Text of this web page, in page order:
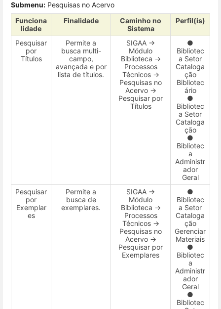
Submenu: Pesquisas no Acervo
Funciona
lidade
Finalidade
Caminho no
Sistema
Perfil(is)
Pesquisar
por
Títulos
Permite a
busca multi-
campo,
avançada e por
lista de títulos.
SIGAA →
Módulo
Biblioteca →
Processos
Técnicos →
Pesquisas no
Acervo →
Pesquisar por
Títulos
●
Bibliotec
a Setor
Cataloga
ção
Bibliotec
ário
●
Bibliotec
a Setor
Cataloga
ção
●
Bibliotec
a
Administr
ador
Geral
Pesquisar
por
Exemplar
es
Permite a
busca de
exemplares.
SIGAA →
Módulo
Biblioteca →
Processos
Técnicos →
Pesquisas no
Acervo →
Pesquisar por
Exemplares
●
Bibliotec
a Setor
Cataloga
ção
Gerenciar
Materiais
●
Bibliotec
a
Administr
ador
Geral
●
Bibliotec